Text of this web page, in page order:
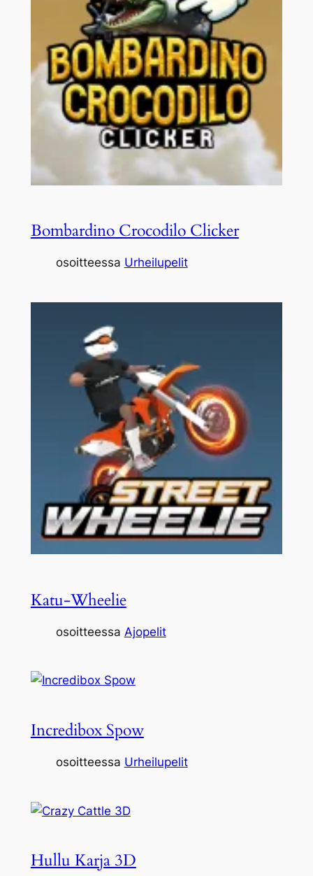
Bombardino Crocodilo Clicker
osoitteessa Urheilupelit
Katu-Wheelie
osoitteessa Ajopelit
Incredibox Spow
osoitteessa Urheilupelit
Hullu Karja 3D